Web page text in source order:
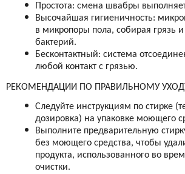
Простота: смена швабры
Высочайшая гигиеничность:
в микропоры пола, собирая грязь
бактерий.
Бесконтактный: система
любой контакт с грязью.
РЕКОМЕНДАЦИИ ПО ПРАВИЛЬНОМУ
Следуйте инструкциям по стирке
дозировка) на упаковке моющего
Выполните предварительную
без моющего средства, чтобы
продукта, использованного во
очистки.